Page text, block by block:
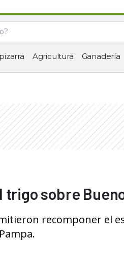
Agricultura Ganadería
sobre
recomponer el